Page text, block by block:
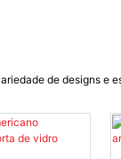
de designs e